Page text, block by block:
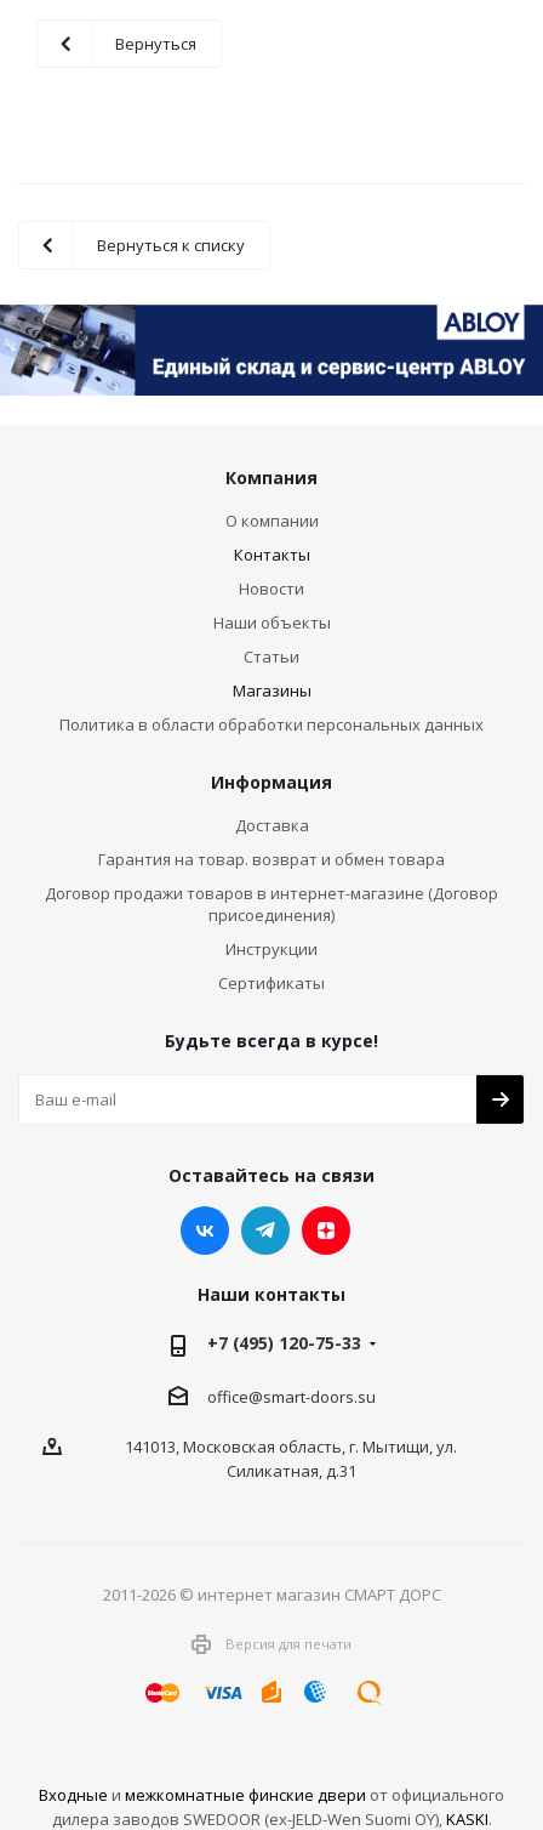
Вернуться
Вернуться к списку
Компания
О компании
Контакты
Новости
Наши объекты
Статьи
Магазины
Политика в области обработки персональных данных
Информация
Доставка
Гарантия на товар. возврат и обмен товара
Договор продажи товаров в интернет-магазине (Договор
присоединения)
Инструкции
Сертификаты
Будьте всегда в курсе!
Оставайтесь на связи
Наши контакты
+7 (495) 120-75-33
office@smart-doors.su
141013, Московская область, г. Мытищи, ул.
Силикатная, д.31
2011-2026 © интернет магазин СМАРТ ДОРС
Версия для печати
Входные и межкомнатные финские двери от официального
дилера заводов SWEDOOR (ex-JELD-Wen Suomi OY),KASKI.